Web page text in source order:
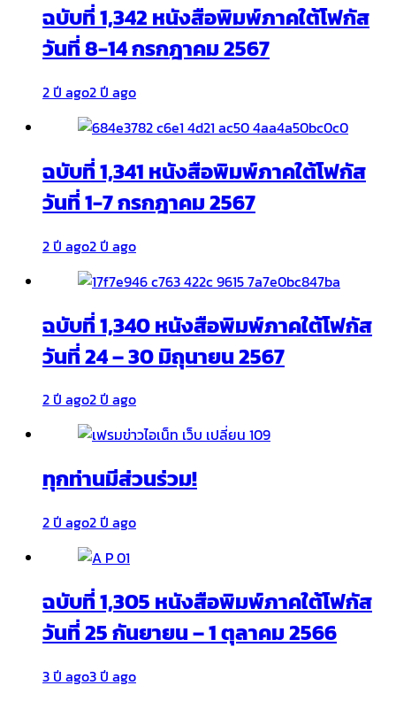
ฉบับที่ 1,342 หนังสือพิมพ์ภาคใต้โฟกัส
วันที่ 8-14 กรกฎาคม 2567
2 ปี ago2 ปี ago
ฉบับที่ 1,341 หนังสือพิมพ์ภาคใต้โฟกัส
วันที่ 1-7 กรกฎาคม 2567
2 ปี ago2 ปี ago
ฉบับที่ 1,340 หนังสือพิมพ์ภาคใต้โฟกัส
วันที่ 24 – 30 มิถุนายน 2567
2 ปี ago2 ปี ago
ทุกท่านมีส่วนร่วม!
2 ปี ago2 ปี ago
ฉบับที่ 1,305 หนังสือพิมพ์ภาคใต้โฟกัส
วันที่ 25 กันยายน – 1 ตุลาคม 2566
3 ปี ago3 ปี ago